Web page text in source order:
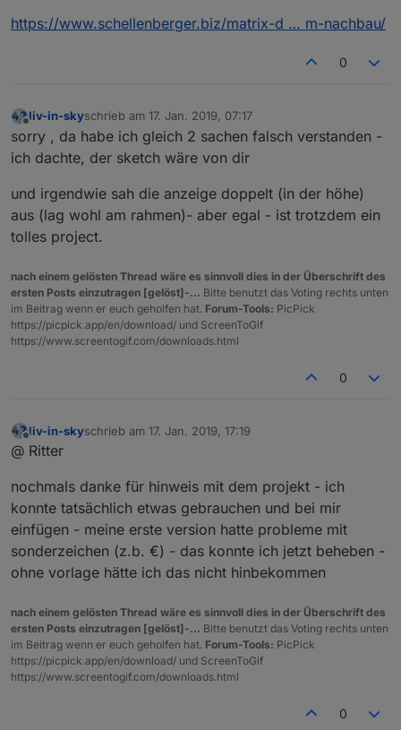
https://www.schellenberger.biz/matrix-d … m-nachbau/
0
liv-in-skyschrieb am 17. Jan. 2019, 07:17
zuletzt editiert von
sorry , da habe ich gleich 2 sachen falsch verstanden -
ich dachte, der sketch wäre von dir
und irgendwie sah die anzeige doppelt (in der höhe)
aus (lag wohl am rahmen)- aber egal - ist trotzdem ein
tolles project.
nach einem gelösten Thread wäre es sinnvoll dies in der Überschrift des
ersten Posts einzutragen [gelöst]-... Bitte benutzt das Voting rechts unten
im Beitrag wenn er euch geholfen hat. Forum-Tools: PicPick
https://picpick.app/en/download/ und ScreenToGif
https://www.screentogif.com/downloads.html
0
Offline
liv-in-skyschrieb am 17. Jan. 2019, 17:19
zuletzt editiert von
@ Ritter
nochmals danke für hinweis mit dem projekt - ich
konnte tatsächlich etwas gebrauchen und bei mir
einfügen - meine erste version hatte probleme mit
sonderzeichen (z.b. €) - das konnte ich jetzt beheben -
ohne vorlage hätte ich das nicht hinbekommen
nach einem gelösten Thread wäre es sinnvoll dies in der Überschrift des
ersten Posts einzutragen [gelöst]-... Bitte benutzt das Voting rechts unten
im Beitrag wenn er euch geholfen hat. Forum-Tools: PicPick
https://picpick.app/en/download/ und ScreenToGif
https://www.screentogif.com/downloads.html
0